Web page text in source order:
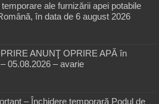
temporare ale furnizării apei potabile
în data de 6 august 2026
ANUNŢ OPRIRE APĂ în
05.08.2026 – avarie
– Închidere temporară Podul de